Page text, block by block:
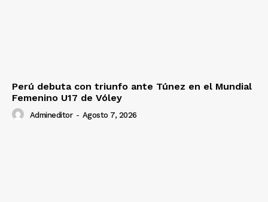
Perú debuta con triunfo ante Túnez en el Mundial
Femenino U17 de Vóley
Admineditor - Agosto 7, 2026